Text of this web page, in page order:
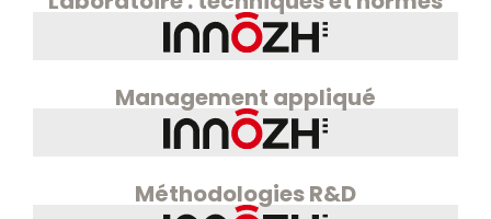
Management appliqué
Méthodologies R&D